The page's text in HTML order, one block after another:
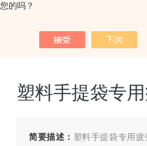
的吗？
手提袋专用疲劳强度测试设备
塑料手提袋专
简要描述： 塑料手提袋专用